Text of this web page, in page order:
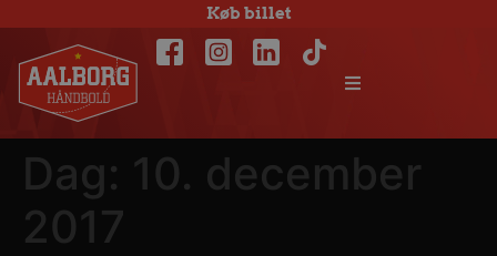
Køb billet
Dag: 10. december
2017